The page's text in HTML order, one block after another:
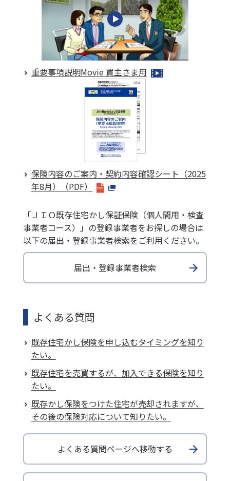
重要事項説明Movie 買主さま用
保険内容のご案内・契約内容確認シート（2025
年8月）（PDF）
「ＪＩＯ既存住宅かし保証保険（個人間用・検査
事業者コース）」の登録事業者をお探しの場合は
以下の届出・登録事業者検索をご利用ください。
届出・登録事業者検索
よくある質問
既存住宅かし保険を申し込むタイミングを知り
たい。
既存住宅を売買するが、加入できる保険を知り
たい。
既存かし保険をつけた住宅が売却されますが、
その後の保険対応について知りたい。
よくある質問ページへ移動する